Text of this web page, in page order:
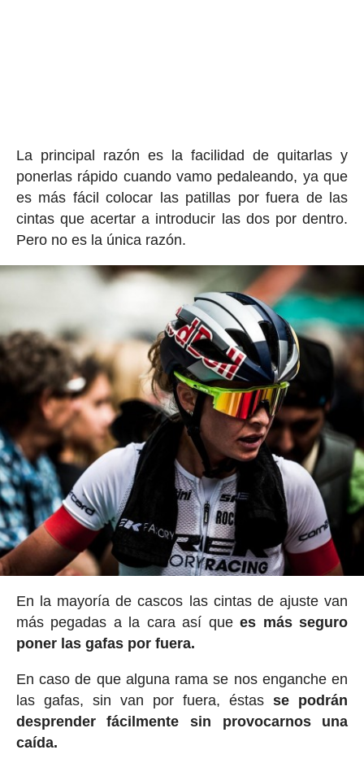
La principal razón es la facilidad de quitarlas y
ponerlas rápido cuando vamo pedaleando, ya que
es más fácil colocar las patillas por fuera de las
cintas que acertar a introducir las dos por dentro.
Pero no es la única razón.
En la mayoría de cascos las cintas de ajuste van
más pegadas a la cara así quees más seguro
poner las gafas por fuera.
En caso de que alguna rama se nos enganche en
las gafas, sin van por fuera, éstasse podrán
desprender fácilmente sin provocarnos una
caída.